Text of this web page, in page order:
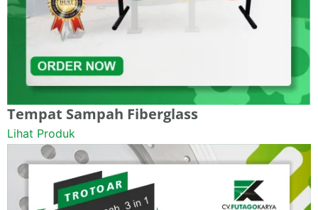
Tempat Sampah Fiberglass
Lihat Produk